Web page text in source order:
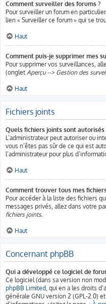
Comment surveiller des forums ?
Pour surveiller un forum en
lien « Surveiller ce forum » qui se
Haut
Comment puis-je supprimer mes
Pour supprimer vos surveillances,
(onglet Aperçu --> Gestion des
Haut
Fichiers joints
Quels fichiers joints sont autorisés
L’administrateur peut autoriser ou
vous n’êtes pas sûr de ce qui est
l’administrateur pour plus
Haut
Comment trouver tous mes
Pour accéder à la liste des fichiers
messages privés, allez dans votre
fichiers joints.
Haut
Concernant phpBB
Qui a développé ce logiciel de
Ce logiciel (dans sa version non
phpBB Limited, qui en a les droits
générale GNU version 2 (GPL-2.0)